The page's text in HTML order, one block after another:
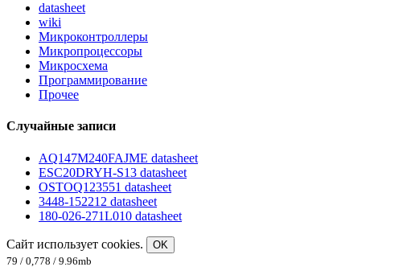
datasheet
wiki
Микроконтроллеры
Микропроцессоры
Микросхема
Программирование
Прочее
Случайные записи
AQ147M240FAJME datasheet
ESC20DRYH-S13 datasheet
OSTOQ123551 datasheet
3448-152212 datasheet
180-026-271L010 datasheet
Сайт использует cookies.
OK
79 / 0,778 / 9.96mb